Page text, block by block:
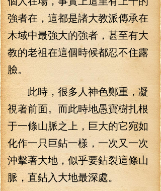
強者在，這都是諸大教派傳承在
木域中最強大的強者，甚至有大
教的老祖在這個時候都忍不住露
臉。
此時，很多人神色鄭重，凝
視著前面。而此時地愚寶樹扎根
于一條山脈之上，巨大的它宛如
化作一只巨鉆一樣，一次又一次
沖擊著大地，似乎要鉆裂這條山
脈，直鉆入大地最深處。